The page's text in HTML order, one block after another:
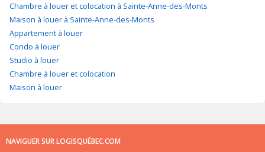
Chambre à louer et colocation à Sainte-Anne-des-Monts
Maison à louer à Sainte-Anne-des-Monts
Appartement à louer
Condo à louer
Studio à louer
Chambre à louer et colocation
Maison à louer
NAVIGUER SUR LOGISQUÉBEC.COM